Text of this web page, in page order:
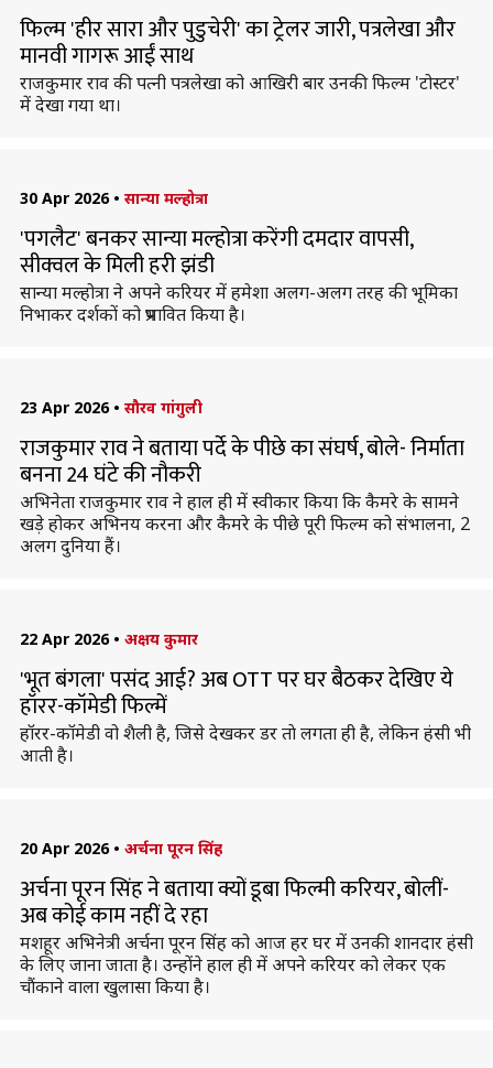
फिल्म 'हीर सारा और पुडुचेरी' का ट्रेलर जारी, पत्रलेखा और
मानवी गागरू आईं साथ
राजकुमार राव की पत्नी पत्रलेखा को आखिरी बार उनकी फिल्म 'टोस्टर'
में देखा गया था।
30 Apr 2026 • सान्या मल्होत्रा
'पगलैट' बनकर सान्या मल्होत्रा करेंगी दमदार वापसी,
सीक्वल के मिली हरी झंडी
सान्या मल्होत्रा ने अपने करियर में हमेशा अलग-अलग तरह की भूमिका
निभाकर दर्शकों को प्रभावित किया है।
23 Apr 2026 • सौरव गांगुली
राजकुमार राव ने बताया पर्दे के पीछे का संघर्ष, बोले- निर्माता
बनना 24 घंटे की नौकरी
अभिनेता राजकुमार राव ने हाल ही में स्वीकार किया कि कैमरे के सामने
खड़े होकर अभिनय करना और कैमरे के पीछे पूरी फिल्म को संभालना, 2
अलग दुनिया हैं।
22 Apr 2026 • अक्षय कुमार
'भूत बंगला' पसंद आई? अब OTT पर घर बैठकर देखिए ये
हॉरर-कॉमेडी फिल्में
हॉरर-कॉमेडी वो शैली है, जिसे देखकर डर ताे लगता ही है, लेकिन हंसी भी
आती है।
20 Apr 2026 • अर्चना पूरन सिंह
अर्चना पूरन सिंह ने बताया क्यों डूबा फिल्मी करियर, बोलीं-
अब कोई काम नहीं दे रहा
मशहूर अभिनेत्री अर्चना पूरन सिंह को आज हर घर में उनकी शानदार हंसी
के लिए जाना जाता है। उन्होंने हाल ही में अपने करियर को लेकर एक
चौंकाने वाला खुलासा किया है।